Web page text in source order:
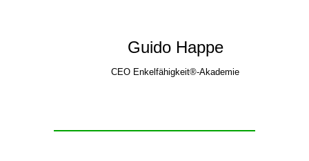
Guido Happe
CEO Enkelfähigkeit®-Akademie